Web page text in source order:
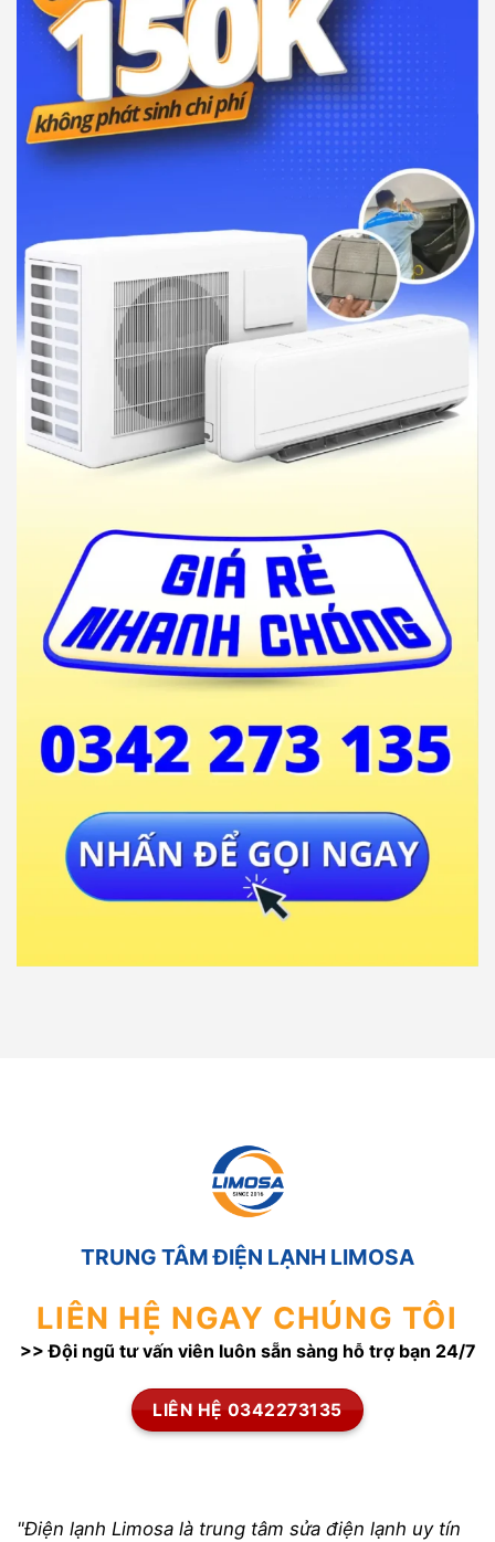
TRUNG TÂM ĐIỆN LẠNH LIMOSA
LIÊN HỆ NGAY CHÚNG TÔI
>> Đội ngũ tư vấn viên luôn sẵn sàng hỗ trợ bạn 24/7
LIÊN HỆ 0342273135
"Điện lạnh Limosa là trung tâm sửa điện lạnh uy tín